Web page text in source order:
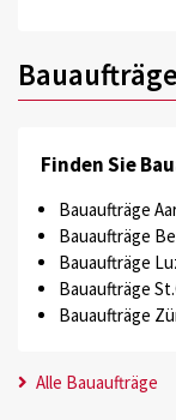
Bauaufträge
Finden Sie
Bauaufträge
Bauaufträge
Bauaufträge
Bauaufträge
Bauaufträge
Alle Bauaufträge